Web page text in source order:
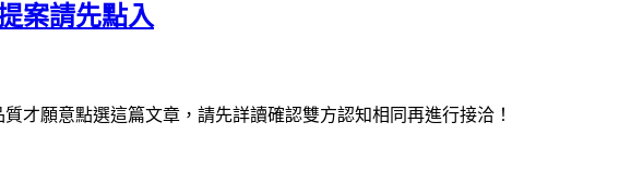
案請先點入
才願意點選這篇文章，請先詳讀確認雙方認知相同再進行接洽！